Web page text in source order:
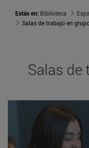
Estás en: Biblioteca
Salas de trabajo en
Salas de